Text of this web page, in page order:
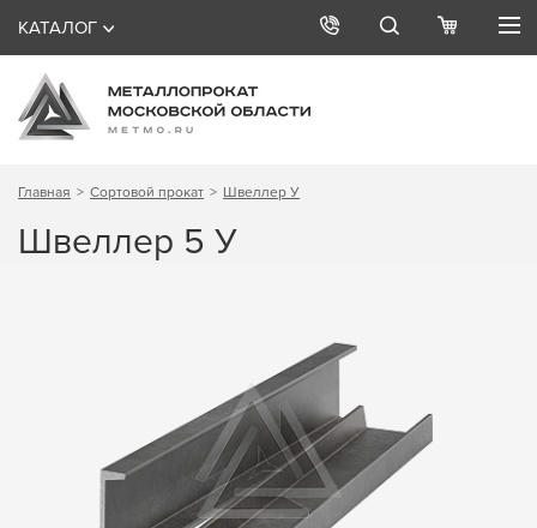
КАТАЛОГ
Главная Сортовой прокат Швеллер У
Швеллер 5 У